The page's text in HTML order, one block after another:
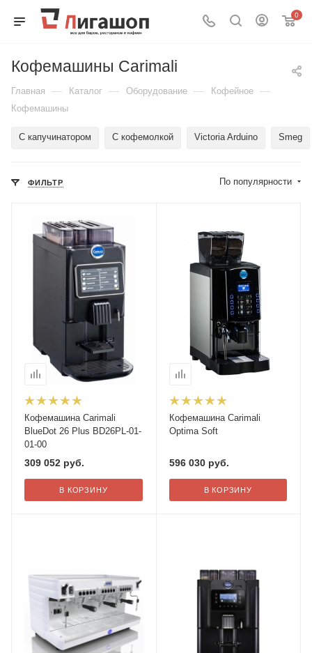
0
Кофемашины Carimali
Главная — Каталог — Оборудование — Кофейное —
Кофемашины
С капучинатором С кофемолкой Victoria Arduino Smeg
ФИЛЬТР По популярности
Кофемашина Carimali
BlueDot 26 Plus BD26PL-01-
01-00
309 052 руб.
В КОРЗИНУ
Кофемашина Carimali
Optima Soft
596 030руб.
В КОРЗИНУ